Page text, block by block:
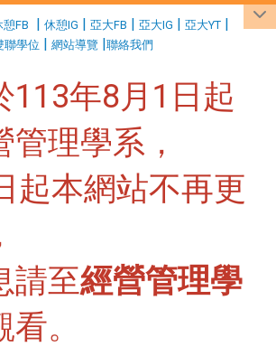
憩FB | 休憩IG | 亞大FB | 亞大IG | 亞大YT |
聯學位 | 網站導覽 |聯絡我們
113年8月1日起
理學系，
起本網站不再更
請至經營管理學
看。